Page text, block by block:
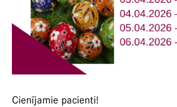
Cienījamie pacienti!